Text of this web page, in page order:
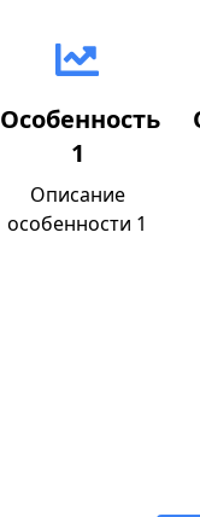
Особенность
1
Описание
особенности 1